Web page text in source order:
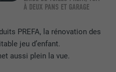
PREFA, la rénovation des
jeu d’enfant.
aussi plein la vue.
À DEUX PANS ET GARAGE
le service de réseau social
suivre l'utilisation de